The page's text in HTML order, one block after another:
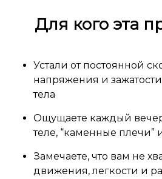
Для кого эта
Устали от постоянной
напряжения и
тела
Ощущаете каждый
теле, “каменные плечи”
Замечаете, что вам не
движения, легкости и